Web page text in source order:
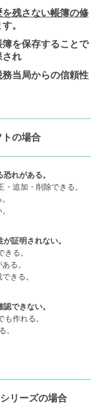
残さない帳簿の修
。
を保存することで
され
当局からの信頼性
トの場合
れがある。
追加・削除できる。
証明されない。
る。
る。
きる。
できない。
作れる。
。
リーズの場合